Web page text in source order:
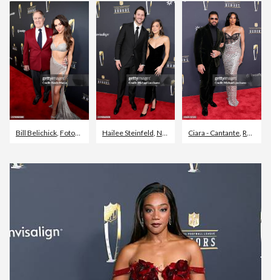
Bill Belichick Fotografía - Imágenes ,Luisiana
Hailee Steinfeld NFL - Liga de fútbol nacional americana Ciara - Cantante ,Russell Wilson - Quarterback de fútbol americano